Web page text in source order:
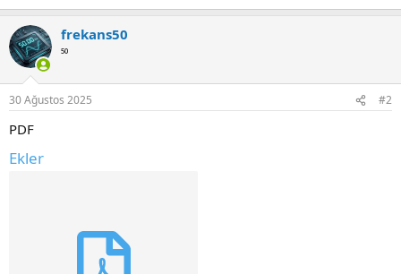
frekans50
⁵⁰
30 Ağustos 2025 #2
PDF
Ekler